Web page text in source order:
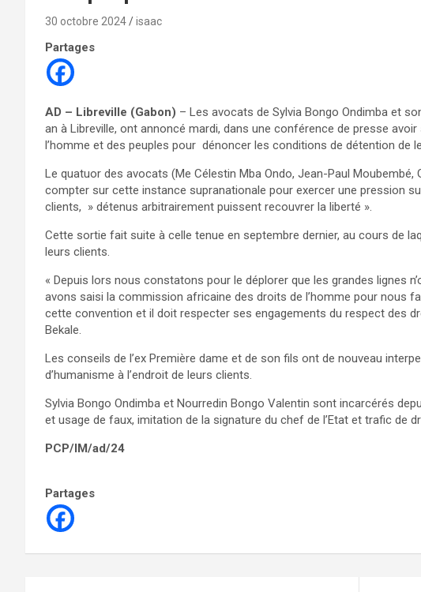
30 octobre 2024 isaac
Partages
AD – Libreville (Gabon) – Les avocats de Sylvia Bongo Ondimba et
an à Libreville, ont annoncé mardi, dans une conférence de presse
l’homme et des peuples pour dénoncer les conditions de détention de
Le quatuor des avocats (Me Célestin Mba Ondo, Jean-Paul Moubembé,
compter sur cette instance supranationale pour exercer une pression
clients, » détenus arbitrairement puissent recouvrer la liberté ».
Cette sortie fait suite à celle tenue en septembre dernier, au cours de
leurs clients.
« Depuis lors nous constatons pour le déplorer que les grandes lignes
avons saisi la commission africaine des droits de l’homme pour nous
cette convention et il doit respecter ses engagements du respect des
Bekale.
Les conseils de l’ex Première dame et de son fils ont de nouveau
d’humanisme à l’endroit de leurs clients.
Sylvia Bongo Ondimba et Nourredin Bongo Valentin sont incarcérés
et usage de faux, imitation de la signature du chef de l’Etat et trafic de
PCP/IM/ad/24
Partages